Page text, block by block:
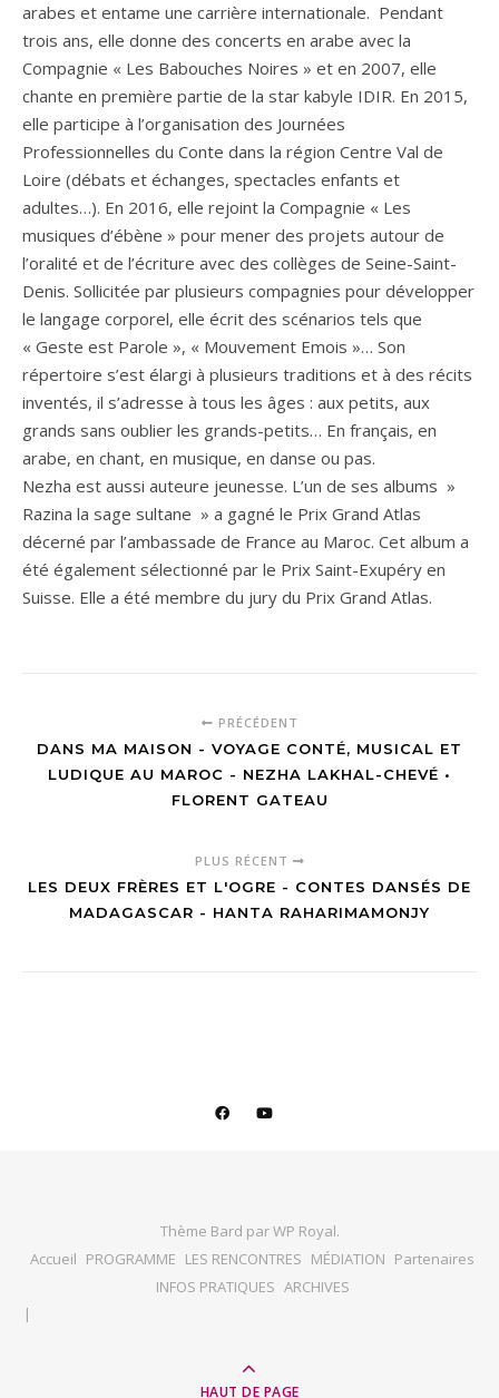
arabes et entame une carrière internationale. Pendant
trois ans, elle donne des concerts en arabe avec la
Compagnie « Les Babouches Noires » et en 2007, elle
chante en première partie de la star kabyle IDIR. En 2015,
elle participe à l’organisation des Journées
Professionnelles du Conte dans la région Centre Val de
Loire (débats et échanges, spectacles enfants et
adultes…). En 2016, elle rejoint la Compagnie « Les
musiques d’ébène » pour mener des projets autour de
l’oralité et de l’écriture avec des collèges de Seine-Saint-
Denis. Sollicitée par plusieurs compagnies pour développer
le langage corporel, elle écrit des scénarios tels que
« Geste est Parole », « Mouvement Emois »… Son
répertoire s’est élargi à plusieurs traditions et à des récits
inventés, il s’adresse à tous les âges : aux petits, aux
grands sans oublier les grands-petits… En français, en
arabe, en chant, en musique, en danse ou pas.
Nezha est aussi auteure jeunesse. L’un de ses albums »
Razina la sage sultane » a gagné le Prix Grand Atlas
décerné par l’ambassade de France au Maroc. Cet album a
été également sélectionné par le Prix Saint-Exupéry en
Suisse. Elle a été membre du jury du Prix Grand Atlas.
PRÉCÉDENT
DANS MA MAISON - VOYAGE CONTÉ, MUSICAL ET
LUDIQUE AU MAROC - NEZHA LAKHAL-CHEVÉ •
FLORENT GATEAU
PLUS RÉCENT
LES DEUX FRÈRES ET L'OGRE - CONTES DANSÉS DE
MADAGASCAR - HANTA RAHARIMAMONJY
Thème Bard parWP Royal.
Accueil PROGRAMME LES RENCONTRES MÉDIATION Partenaires
INFOS PRATIQUES ARCHIVES
HAUT DE PAGE